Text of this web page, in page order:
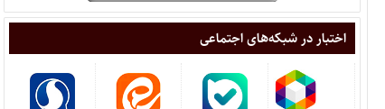
اختبار در شبکه‌های اجتماعی